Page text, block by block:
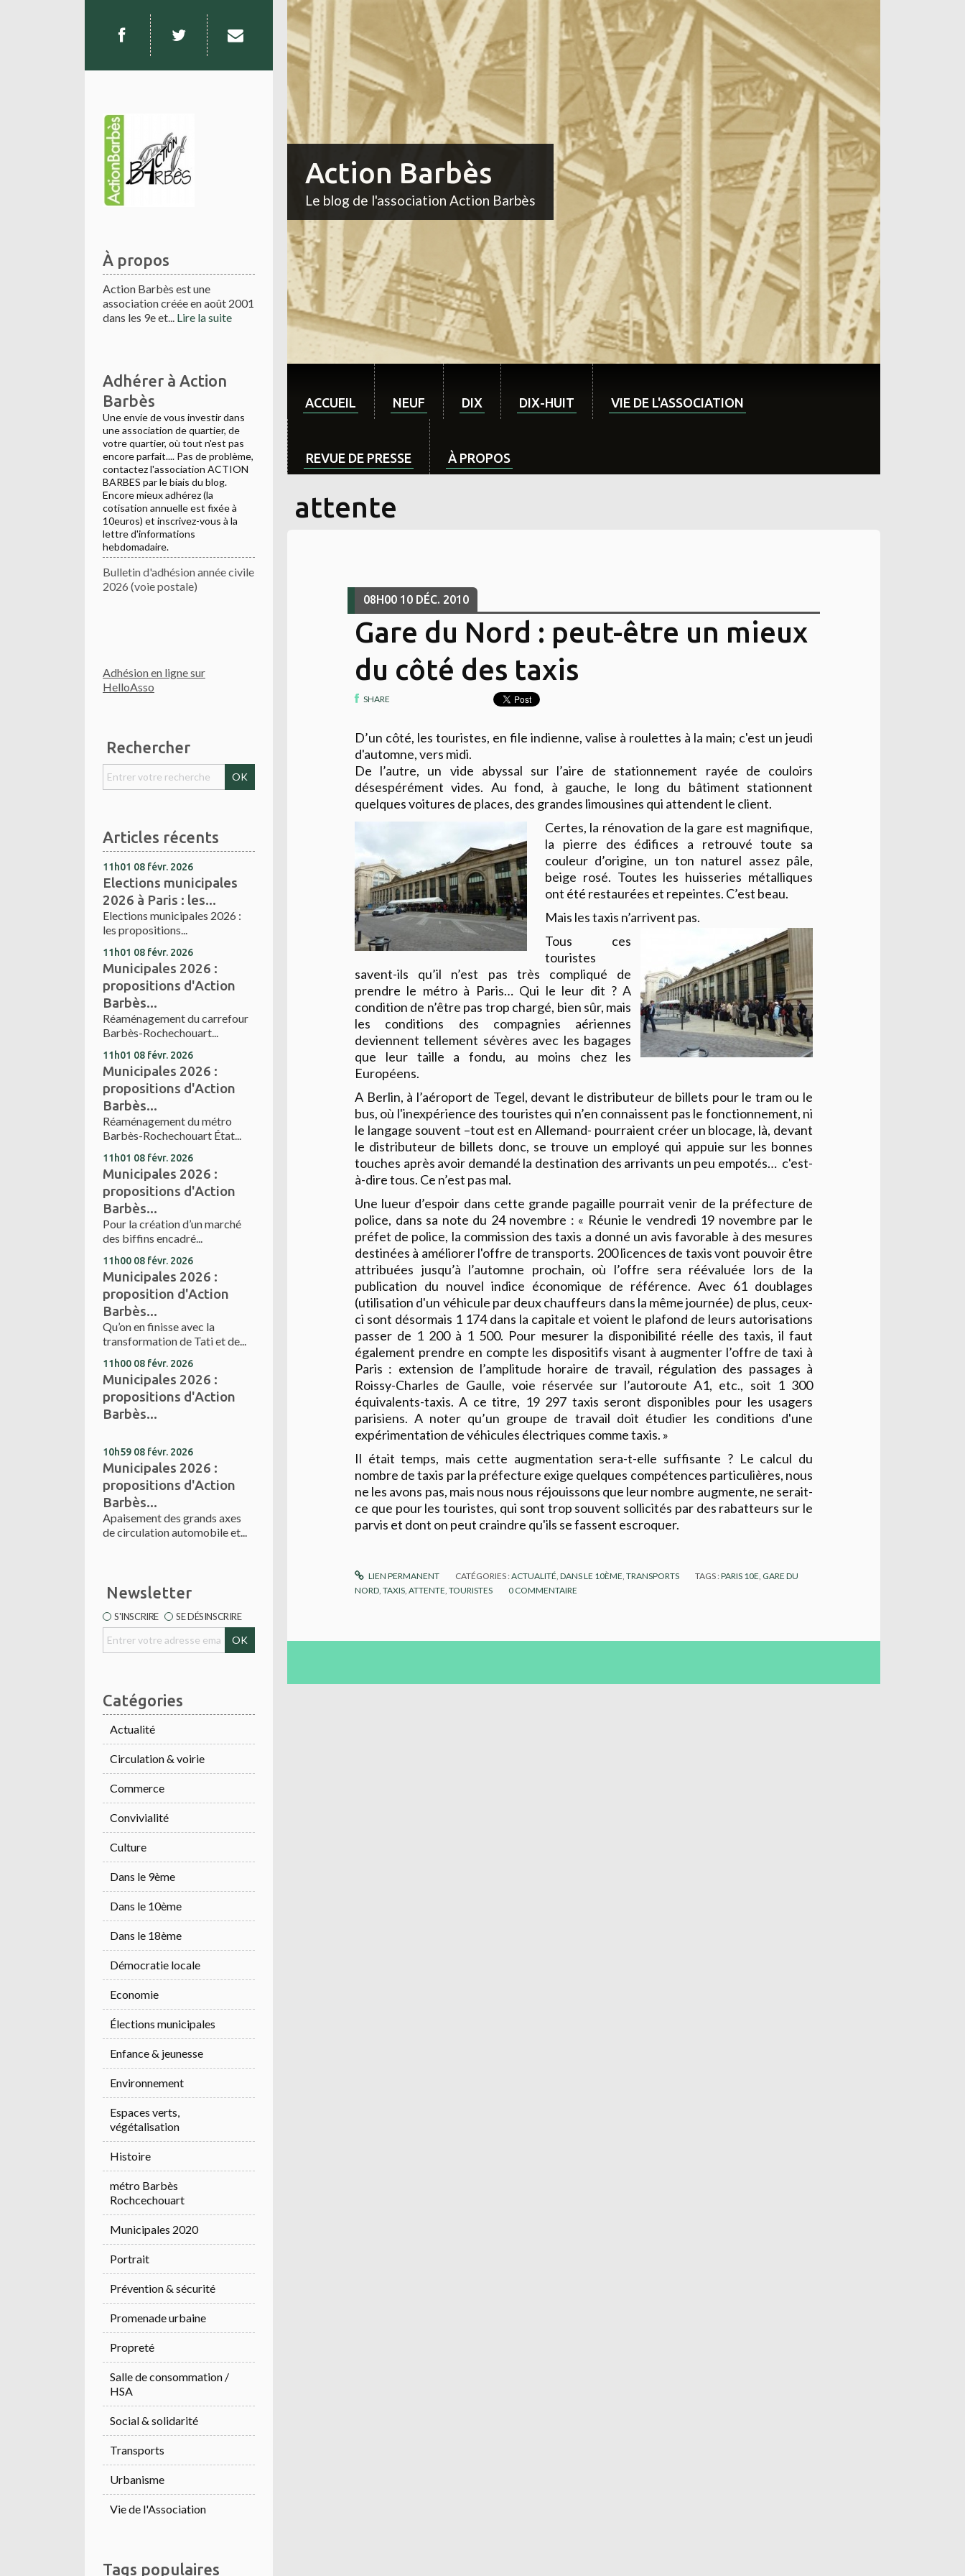
À propos
Action Barbès est une
association créée en août 2001
dans les 9e et... Lire la suite
Adhérer à Action
Barbès
Une envie de vous investir dans
une association de quartier, de
votre quartier, où tout n'est pas
encore parfait.... Pas de problème,
contactez l'association ACTION
BARBES par le biais du blog.
Encore mieux adhérez (la
cotisation annuelle est fixée à
10euros) et inscrivez-vous à la
lettre d'informations
hebdomadaire.
Bulletin d'adhésion année civile
2026 (voie postale)
Adhésion en ligne sur
HelloAsso
Rechercher
Articles récents
11h01 08 févr. 2026
Elections municipales
2026 à Paris : les...
Elections municipales 2026 :
les propositions...
11h01 08 févr. 2026
Municipales 2026 :
propositions d'Action
Barbès...
Réaménagement du carrefour
Barbès-Rochechouart...
11h01 08 févr. 2026
Municipales 2026 :
propositions d'Action
Barbès...
Réaménagement du métro
Barbès-Rochechouart État...
11h01 08 févr. 2026
Municipales 2026 :
propositions d'Action
Barbès...
Pour la création d’un marché
des biffins encadré...
11h00 08 févr. 2026
Municipales 2026 :
proposition d'Action
Barbès...
Qu’on en finisse avec la
transformation de Tati et de...
11h00 08 févr. 2026
Municipales 2026 :
propositions d'Action
Barbès...
10h59 08 févr. 2026
Municipales 2026 :
propositions d'Action
Barbès...
Apaisement des grands axes
de circulation automobile et...
Newsletter
S'INSCRIRE SE DÉSINSCRIRE
Catégories
Actualité
Circulation & voirie
Commerce
Convivialité
Culture
Dans le 9ème
Dans le 10ème
Dans le 18ème
Démocratie locale
Economie
Élections municipales
Enfance & jeunesse
Environnement
Espaces verts,
végétalisation
Histoire
métro Barbès
Rochcechouart
Municipales 2020
Portrait
Prévention & sécurité
Promenade urbaine
Propreté
Salle de consommation /
HSA
Social & solidarité
Transports
Urbanisme
Vie de l'Association
Tags populaires
Action Barbès
Le blog de l'association Action Barbès
ACCUEIL NEUF DIX DIX-HUIT VIE DE L'ASSOCIATION
REVUE DE PRESSE À PROPOS
attente
08H00 10 DÉC. 2010
Gare du Nord : peut-être un mieux
du côté des taxis
SHARE
D’un côté, les touristes, en file indienne, valise à roulettes à la main; c'est un jeudi
d'automne, vers midi.
De l’autre, un vide abyssal sur l’aire de stationnement rayée de couloirs
désespérément vides. Au fond, à gauche, le long du bâtiment stationnent
quelques voitures de places, des grandes limousines qui attendent le client.
Certes, la rénovation de la gare est magnifique,
la pierre des édifices a retrouvé toute sa
couleur d’origine, un ton naturel assez pâle,
beige rosé. Toutes les huisseries métalliques
ont été restaurées et repeintes. C’est beau.
Mais les taxis n’arrivent pas.
Tous ces
touristes
savent-ils qu’il n’est pas très compliqué de
prendre le métro à Paris… Qui le leur dit ? A
condition de n’être pas trop chargé, bien sûr, mais
les conditions des compagnies aériennes
deviennent tellement sévères avec les bagages
que leur taille a fondu, au moins chez les
Européens.
A Berlin, à l’aéroport de Tegel, devant le distributeur de billets pour le tram ou le
bus, où l'inexpérience des touristes qui n’en connaissent pas le fonctionnement, ni
le langage souvent –tout est en Allemand- pourraient créer un blocage, là, devant
le distributeur de billets donc, se trouve un employé qui appuie sur les bonnes
touches après avoir demandé la destination des arrivants un peu empotés… c'est-
à-dire tous. Ce n’est pas mal.
Une lueur d’espoir dans cette grande pagaille pourrait venir de la préfecture de
police, dans sa note du 24 novembre : « Réunie le vendredi 19 novembre par le
préfet de police, la commission des taxis a donné un avis favorable à des mesures
destinées à améliorer l'offre de transports. 200 licences de taxis vont pouvoir être
attribuées jusqu’à l’automne prochain, où l’offre sera réévaluée lors de la
publication du nouvel indice économique de référence. Avec 61 doublages
(utilisation d'un véhicule par deux chauffeurs dans la même journée) de plus, ceux-
ci sont désormais 1 174 dans la capitale et voient le plafond de leurs autorisations
passer de 1 200 à 1 500. Pour mesurer la disponibilité réelle des taxis, il faut
également prendre en compte les dispositifs visant à augmenter l’offre de taxi à
Paris : extension de l’amplitude horaire de travail, régulation des passages à
Roissy-Charles de Gaulle, voie réservée sur l’autoroute A1, etc., soit 1 300
équivalents-taxis. A ce titre, 19 297 taxis seront disponibles pour les usagers
parisiens. A noter qu’un groupe de travail doit étudier les conditions d'une
expérimentation de véhicules électriques comme taxis. »
Il était temps, mais cette augmentation sera-t-elle suffisante ? Le calcul du
nombre de taxis par la préfecture exige quelques compétences particulières, nous
ne les avons pas, mais nous nous réjouissons que leur nombre augmente, ne serait-
ce que pour les touristes, qui sont trop souvent sollicités par des rabatteurs sur le
parvis et dont on peut craindre qu'ils se fassent escroquer.
LIEN PERMANENT CATÉGORIES :ACTUALITÉ ,DANS LE 10ÈME ,TRANSPORTS TAGS :PARIS 10E GARE DU
NORD TAXIS ATTENTE TOURISTES 0 COMMENTAIRE